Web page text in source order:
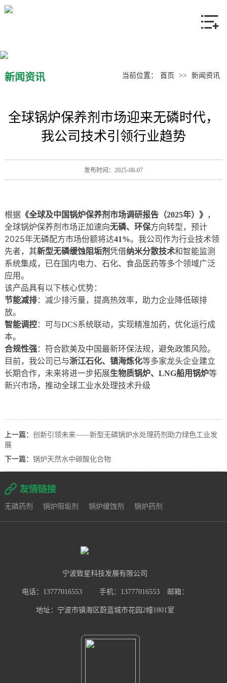
新闻资讯
新闻资讯 当前位置： 首页 >> 新闻资讯
全球锅炉保养剂市场迎来无磷时代，
我公司技术引领行业趋势
发布时间：2025-08-07
根据《全球及中国锅炉保养剂市场调研报告（2025年）》 ，
全球锅炉保养剂市场正加速向无磷、环保方向转型，预计
2025年无磷配方市场份额将达41%。我公司作为行业技术领
先者，其新型无磷缓蚀阻垢剂凭借纳米分散技术和智能监测
系统集成，已在国内电力、石化、食品医药等多个领域广泛
应用。
该产品具有以下核心优势：
节能减排：减少排污量，提高热效率，助力企业降低碳排
放。
智能调控：可与DCS系统联动，实现精准加药，优化运行成
本。
合规性强：符合欧美及中国最新环保法规，避免政策风险。
目前，我公司已与浙江石化、镇海炼化等多家龙头企业建立
长期合作，未来将进一步拓展生物质锅炉、LNG船用锅炉等
新兴市场，推动全球工业水处理技术升级
上一篇： 创新引领未来——新型无磷锅炉水处理药剂助力绿色工业发
展
下一篇： 锅炉天然水中碳酸化合物
无磷药剂 锅炉阻垢剂 锅炉缓蚀剂 锅炉药剂
宁波致星科技发展有限公司
电话：13777016553 手机：13777016553 邮箱：
地址：宁波市镇海区蔚蓝城市花园2幢1801室